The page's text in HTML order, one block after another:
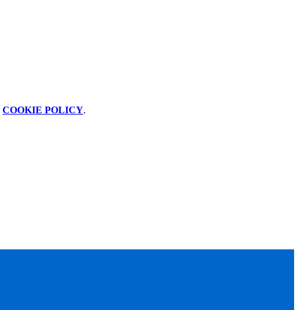
COOKIE POLICY.